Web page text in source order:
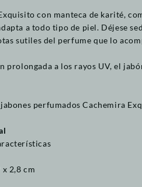
con manteca de karité,
a todo tipo de piel. Déjese
sutiles del perfume que lo
prolongada a los rayos UV, el
perfumados Cachemira
2,8 cm